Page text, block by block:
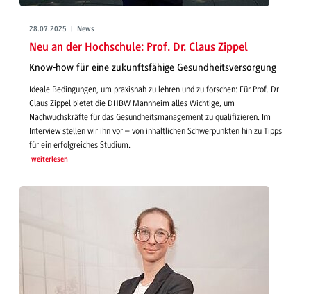
28.07.2025 | News
Neu an der Hochschule: Prof. Dr. Claus Zippel
Know-how für eine zukunftsfähige Gesundheitsversorgung
Ideale Bedingungen, um praxisnah zu lehren und zu forschen: Für Prof. Dr.
Claus Zippel bietet die DHBW Mannheim alles Wichtige, um
Nachwuchskräfte für das Gesundheitsmanagement zu qualifizieren. Im
Interview stellen wir ihn vor – von inhaltlichen Schwerpunkten hin zu Tipps
für ein erfolgreiches Studium.
weiterlesen